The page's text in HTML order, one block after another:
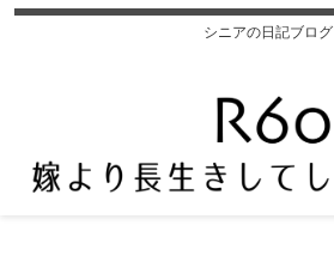
シニアの日記ブログ